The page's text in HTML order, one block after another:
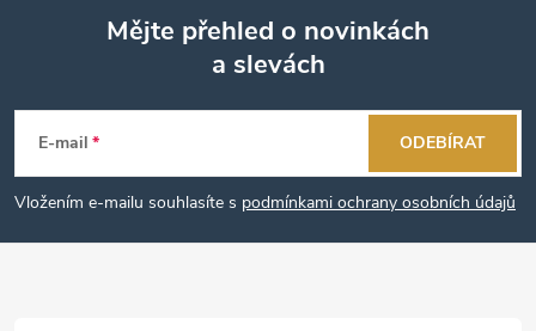
p
a
Mějte přehled o novinkách
a slevách
E-mail
Vložením e-mailu souhlasíte s podmínkami ochrany osobních údajů
ODEBÍRAT